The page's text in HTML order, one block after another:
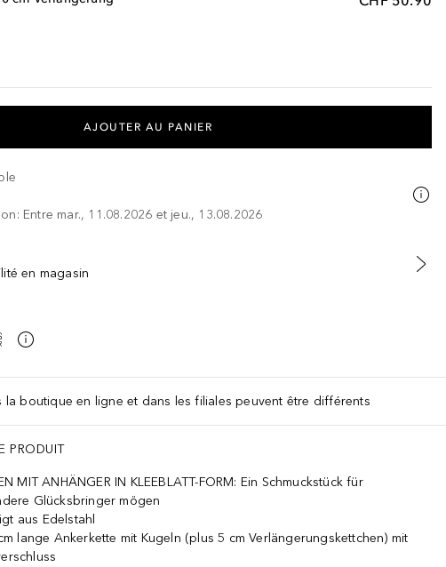
AJOUTER AU PANIER
Entre mar., 11.08.2026 et jeu., 13.08.2026
en magasin
la boutique en ligne et dans les filiales peuvent être différents
PRODUIT
MIT ANHÄNGER IN KLEEBLATT-FORM: Ein Schmuckstück für
Glücksbringer mögen
aus Edelstahl
lange Ankerkette mit Kugeln (plus 5 cm Verlängerungskettchen) mit